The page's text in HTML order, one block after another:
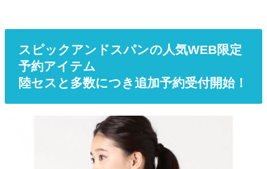
スピックアンドスパンの人気WEB限定
予約アイテム
陸セスと多数につき追加予約受付開始！